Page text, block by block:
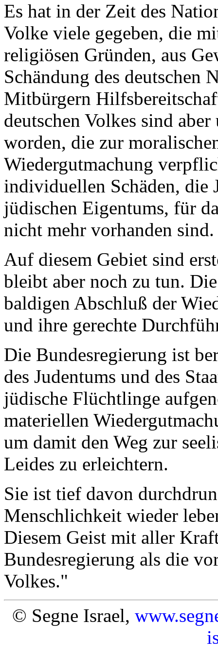
Es hat in der Zeit des
Volke viele gegeben, die
religiösen Gründen, aus
Schändung des deutschen
Mitbürgern
deutschen Volkes sind
worden, die zur
Wiedergutmachung
individuellen Schäden, die
jüdischen Eigentums, für
nicht mehr vorhanden sind.
Auf diesem Gebiet sind
bleibt aber noch zu tun.
baldigen Abschluß der
und ihre gerechte
Die Bundesregierung ist
des Judentums und des
jüdische Flüchtlinge
materiellen
um damit den Weg zur
Leides zu erleichtern.
Sie ist tief davon
Menschlichkeit wieder
Diesem Geist mit aller
Bundesregierung als die
Volkes."
© Segne Israel,